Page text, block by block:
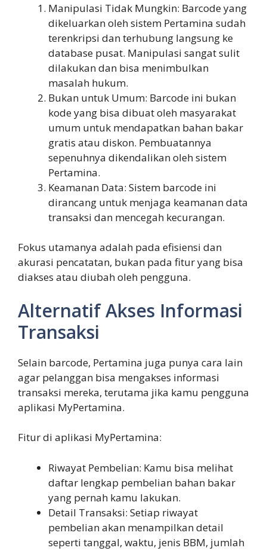
Manipulasi Tidak Mungkin: Barcode yang
dikeluarkan oleh sistem Pertamina sudah
terenkripsi dan terhubung langsung ke
database pusat. Manipulasi sangat sulit
dilakukan dan bisa menimbulkan
masalah hukum.
Bukan untuk Umum: Barcode ini bukan
kode yang bisa dibuat oleh masyarakat
umum untuk mendapatkan bahan bakar
gratis atau diskon. Pembuatannya
sepenuhnya dikendalikan oleh sistem
Pertamina.
Keamanan Data: Sistem barcode ini
dirancang untuk menjaga keamanan data
transaksi dan mencegah kecurangan.
Fokus utamanya adalah pada efisiensi dan
akurasi pencatatan, bukan pada fitur yang bisa
diakses atau diubah oleh pengguna.
Alternatif Akses Informasi
Transaksi
Selain barcode, Pertamina juga punya cara lain
agar pelanggan bisa mengakses informasi
transaksi mereka, terutama jika kamu pengguna
aplikasi MyPertamina.
Fitur di aplikasi MyPertamina:
Riwayat Pembelian: Kamu bisa melihat
daftar lengkap pembelian bahan bakar
yang pernah kamu lakukan.
Detail Transaksi: Setiap riwayat
pembelian akan menampilkan detail
seperti tanggal, waktu, jenis BBM, jumlah